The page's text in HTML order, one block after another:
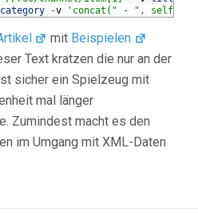
category -v 'concat(" - ",
mit Beispielen
Text kratzen die nur an der
sicher ein Spielzeug mit
mal länger
Zumindest macht es den
im Umgang mit XML-Daten